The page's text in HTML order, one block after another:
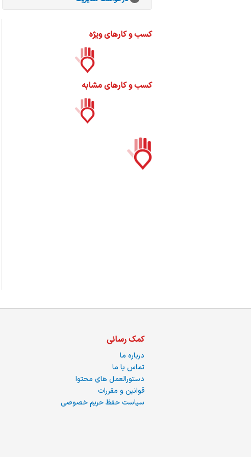
کسب و کارهای ویژه
کسب و کارهای مشابه
کمک رسانی
درباره ما
تماس با ما
دستورالعمل های محتوا
قوانین و مقررات
سیاست حفظ حریم خصوصی